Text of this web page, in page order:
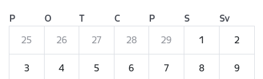
P O T C P S
Sv
25
26 27 28 29 1 2
3 4 5 6 7 8 9